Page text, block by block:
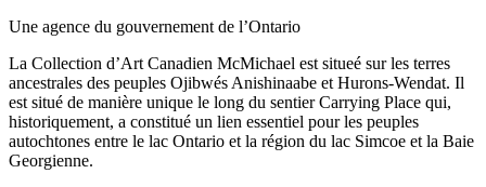
Une agence du gouvernement de l’Ontario
La Collection d’Art Canadien McMichael est situeé sur les terres
ancestrales des peuples Ojibwés Anishinaabe et Hurons-Wendat. Il
est situé de manière unique le long du sentier Carrying Place qui,
historiquement, a constitué un lien essentiel pour les peuples
autochtones entre le lac Ontario et la région du lac Simcoe et la Baie
Georgienne.